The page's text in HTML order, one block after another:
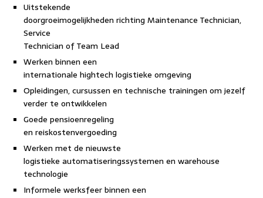
Uitstekende
doorgroeimogelijkheden richting Maintenance Technician,
Service
Technician of Team Lead
Werken binnen een
internationale hightech logistieke omgeving
Opleidingen, cursussen en technische trainingen om jezelf
verder te ontwikkelen
Goede pensioenregeling
en reiskostenvergoeding
Werken met de nieuwste
logistieke automatiseringssystemen en warehouse
technologie
Informele werksfeer binnen een